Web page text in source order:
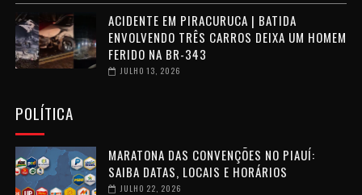
ACIDENTE EM PIRACURUCA | BATIDA
ENVOLVENDO TRÊS CARROS DEIXA UM HOMEM
FERIDO NA BR-343
JULHO 13, 2026
POLÍTICA
MARATONA DAS CONVENÇÕES NO PIAUÍ:
SAIBA DATAS, LOCAIS E HORÁRIOS
JULHO 22, 2026